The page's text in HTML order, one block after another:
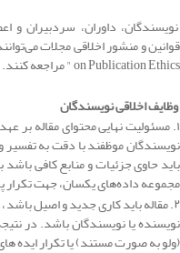
نویسندگان، داوران، سردبیران و
on Publication Ethics " مراجعه کنند.
وظایف اخلاقی نویسندگان
۱. مسئولیت نهایی محتوای مقاله بر
نویسندگان موظفند با دقت به تفسیر
باید حاوی جزئیات و منابع کافی
مجموعه داده‌های یکسان، جهت
۲. مقاله باید کاری جدید و اصیل
نویسنده یا نویسندگان باشد. در
(ولو به صورت مستند) یا تکرار ایده